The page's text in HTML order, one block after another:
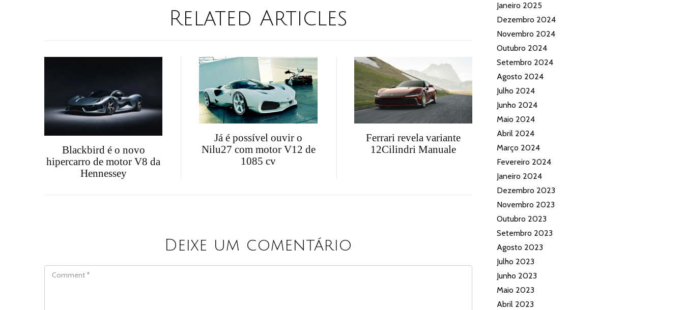
Related Articles
Blackbird é o novo
hipercarro de motor V8 da
Hennessey
Já é possível ouvir o
Nilu27 com motor V12 de
1085 cv
Ferrari revela variante
12Cilindri Manuale
Deixe um comentário
Janeiro 2025
Dezembro 2024
Novembro 2024
Outubro 2024
Setembro 2024
Agosto 2024
Julho 2024
Junho 2024
Maio 2024
Abril 2024
Março 2024
Fevereiro 2024
Janeiro 2024
Dezembro 2023
Novembro 2023
Outubro 2023
Setembro 2023
Agosto 2023
Julho 2023
Junho 2023
Maio 2023
Abril 2023